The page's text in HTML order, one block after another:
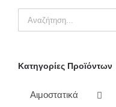
Κατηγορίες Προϊόντων
Αιμοστατικά